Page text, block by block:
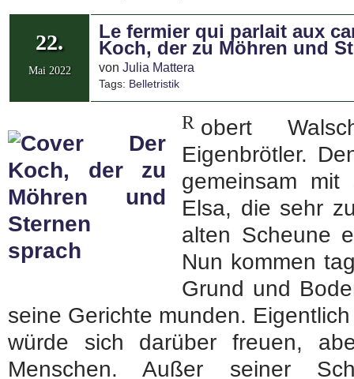
22.
Mai 2022
Le fermier qui parlait aux
Koch, der zu Möhren und
von Julia Mattera
Tags: Belletristik
R obert
Eigenbrötler.
gemeinsam mit
Elsa, die sehr
alten Scheune
Nun kommen
Grund und
seine Gerichte munden.
würde sich darüber freuen,
Menschen. Außer seiner